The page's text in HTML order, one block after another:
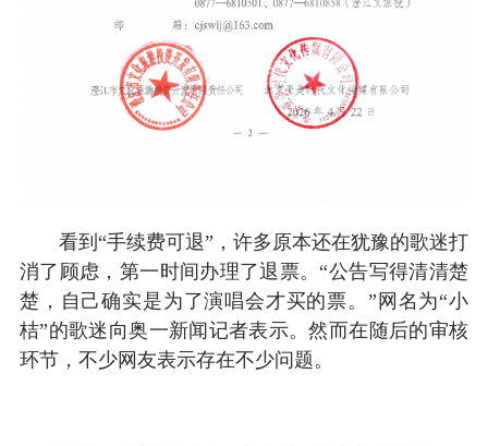
看到“手续费可退”，许多原本还在犹豫的歌迷打
消了顾虑，第一时间办理了退票。“公告写得清清楚
楚，自己确实是为了演唱会才买的票。”网名为“小
桔”的歌迷向奥一新闻记者表示。然而在随后的审核
环节，不少网友表示存在不少问题。